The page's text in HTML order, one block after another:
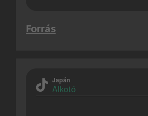
Forrás
Japán
Alkotó